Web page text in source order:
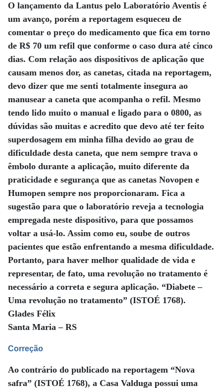
O lançamento da Lantus pelo Laboratório Aventis é
um avanço, porém a reportagem esqueceu de
comentar o preço do medicamento que fica em torno
de R$ 70 um refil que conforme o caso dura até cinco
dias. Com relação aos dispositivos de aplicação que
causam menos dor, as canetas, citada na reportagem,
devo dizer que me senti totalmente insegura ao
manusear a caneta que acompanha o refil. Mesmo
tendo lido muito o manual e ligado para o 0800, as
dúvidas são muitas e acredito que devo até ter feito
superdosagem em minha filha devido ao grau de
dificuldade desta caneta, que nem sempre trava o
êmbolo durante a aplicação, muito diferente da
praticidade e segurança que as canetas Novopen e
Humopen sempre nos proporcionaram. Fica a
sugestão para que o laboratório reveja a tecnologia
empregada neste dispositivo, para que possamos
voltar a usá-lo. Assim como eu, soube de outros
pacientes que estão enfrentando a mesma dificuldade.
Portanto, para haver melhor qualidade de vida e
representar, de fato, uma revolução no tratamento é
necessário a correta e segura aplicação. “Diabete –
Uma revolução no tratamento” (ISTOÉ 1768).
Glades Félix
Santa Maria – RS
Correção
Ao contrário do publicado na reportagem “Nova
safra” (ISTOÉ 1768), a Casa Valduga possui uma